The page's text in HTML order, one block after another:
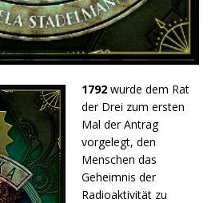
1792 wurde dem Rat
der Drei zum ersten
Mal der Antrag
vorgelegt, den
Menschen das
Geheimnis der
Radioaktivität zu